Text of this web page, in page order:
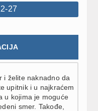
27
i želite naknadno da
upitnik i u najkraćem
u kojima je moguće
smer. Takođe,